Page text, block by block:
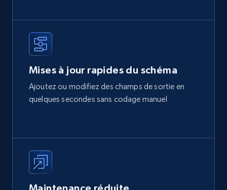
Mises à jour rapides du schéma
Ajoutez ou modifiez des champs de sortie en
quelques secondes sans codage manuel